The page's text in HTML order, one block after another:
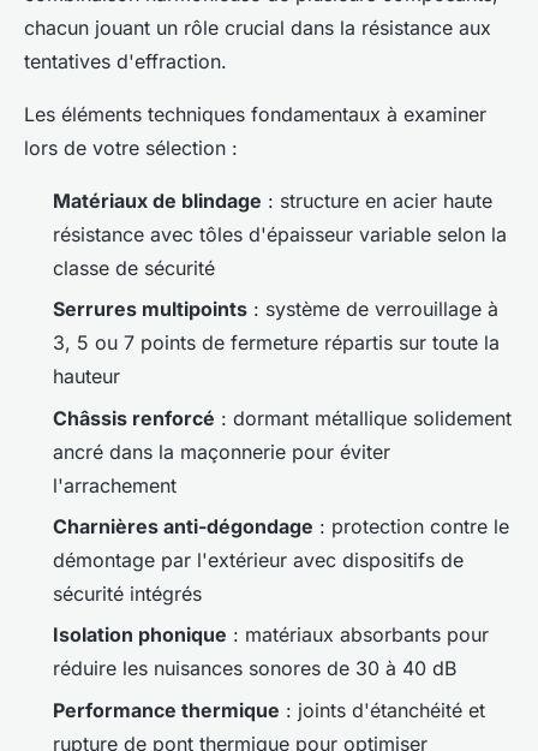
chacun jouant un rôle crucial dans la résistance aux
tentatives d'effraction.
Les éléments techniques fondamentaux à examiner
lors de votre sélection :
Matériaux de blindage : structure en acier haute
résistance avec tôles d'épaisseur variable selon la
classe de sécurité
Serrures multipoints : système de verrouillage à
3, 5 ou 7 points de fermeture répartis sur toute la
hauteur
Châssis renforcé : dormant métallique solidement
ancré dans la maçonnerie pour éviter
l'arrachement
Charnières anti-dégondage : protection contre le
démontage par l'extérieur avec dispositifs de
sécurité intégrés
Isolation phonique : matériaux absorbants pour
réduire les nuisances sonores de 30 à 40 dB
Performance thermique : joints d'étanchéité et
rupture de pont thermique pour optimiser